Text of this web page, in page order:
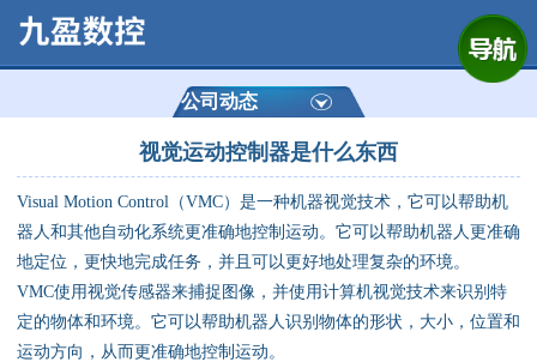
公司简介
产品展示
运动控制器
通用数控系统
公司动态
视觉运动控制器是什么东西
Visual Motion Control（VMC）是一种机器视觉技术，它可以帮助机
器人和其他自动化系统更准确地控制运动。它可以帮助机器人更准确
地定位，更快地完成任务，并且可以更好地处理复杂的环境。
VMC使用视觉传感器来捕捉图像，并使用计算机视觉技术来识别特
定的物体和环境。它可以帮助机器人识别物体的形状，大小，位置和
运动方向，从而更准确地控制运动。